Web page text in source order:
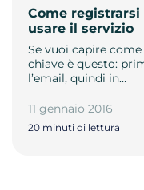
Come
usare il servizio
Se vuoi capire
chiave è questo:
l’email, quindi in…
11 gennaio 2016
20 minuti di lettura